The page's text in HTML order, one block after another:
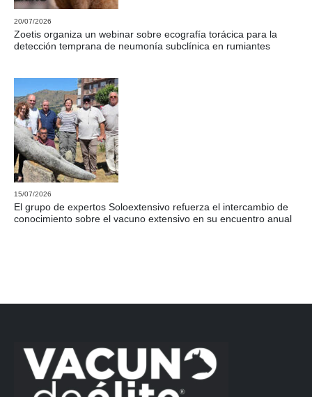
20/07/2026
Zoetis organiza un webinar sobre ecografía torácica para la
detección temprana de neumonía subclínica en rumiantes
15/07/2026
El grupo de expertos Soloextensivo refuerza el intercambio de
conocimiento sobre el vacuno extensivo en su encuentro anual